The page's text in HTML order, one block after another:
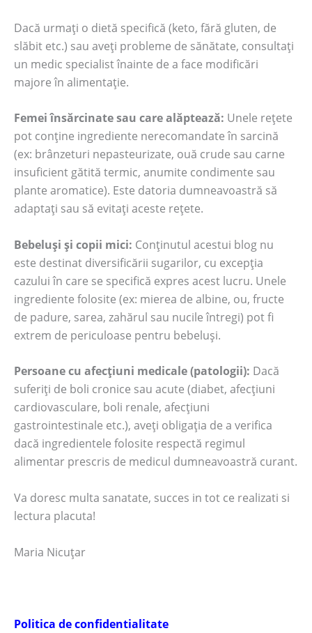
Dacă urmați o dietă specifică (keto, fără gluten, de
slăbit etc.) sau aveți probleme de sănătate, consultați
un medic specialist înainte de a face modificări
majore în alimentație.
Femei însărcinate sau care alăptează: Unele rețete
pot conține ingrediente nerecomandate în sarcină
(ex: brânzeturi nepasteurizate, ouă crude sau carne
insuficient gătită termic, anumite condimente sau
plante aromatice). Este datoria dumneavoastră să
adaptați sau să evitați aceste rețete.
Bebeluși și copii mici: Conținutul acestui blog nu
este destinat diversificării sugarilor, cu excepția
cazului în care se specifică expres acest lucru. Unele
ingrediente folosite (ex: mierea de albine, ou, fructe
de padure, sarea, zahărul sau nucile întregi) pot fi
extrem de periculoase pentru bebeluși.
Persoane cu afecțiuni medicale (patologii): Dacă
suferiți de boli cronice sau acute (diabet, afecțiuni
cardiovasculare, boli renale, afecțiuni
gastrointestinale etc.), aveți obligația de a verifica
dacă ingredientele folosite respectă regimul
alimentar prescris de medicul dumneavoastră curant.
Va doresc multa sanatate, succes in tot ce realizati si
lectura placuta!
Maria Nicuțar
Politica de confidentialitate